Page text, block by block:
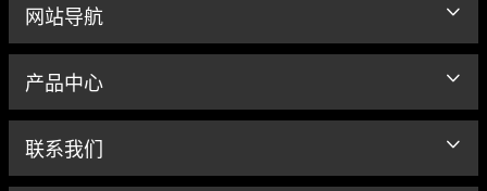
网站导航
产品中心
联系我们